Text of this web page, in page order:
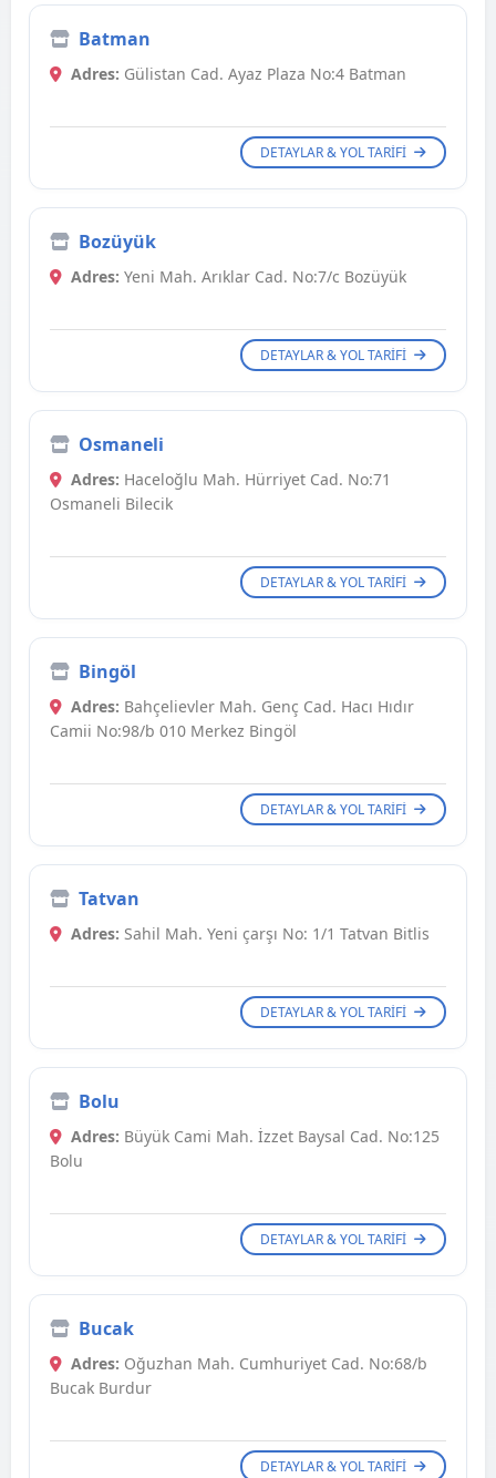
Batman
Adres: Gülistan Cad. Ayaz Plaza No:4 Batman
DETAYLAR & YOL TARIFI
Bozüyük
Adres: Yeni Mah. Arıklar Cad. No:7/c Bozüyük
DETAYLAR & YOL TARIFI
Osmaneli
Adres: Haceloğlu Mah. Hürriyet Cad. No:71
Osmaneli Bilecik
DETAYLAR & YOL TARIFI
Bingöl
Adres: Bahçelievler Mah. Genç Cad. Hacı Hıdır
Camii No:98/b 010 Merkez Bingöl
DETAYLAR & YOL TARIFI
Tatvan
Adres: Sahil Mah. Yeni çarşı No: 1/1 Tatvan Bitlis
DETAYLAR & YOL TARIFI
Bolu
Adres: Büyük Cami Mah. İzzet Baysal Cad. No:125
Bolu
DETAYLAR & YOL TARIFI
Bucak
Adres: Oğuzhan Mah. Cumhuriyet Cad. No:68/b
Bucak Burdur
DETAYLAR & YOL TARIFI